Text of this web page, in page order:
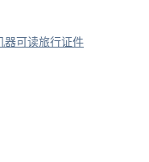
器可读旅行证件